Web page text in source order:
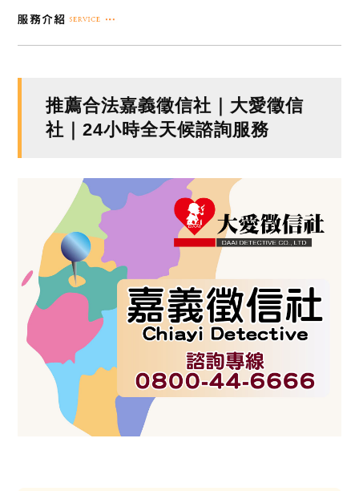
推薦合法嘉義徵信社｜大愛徵信
社｜24小時全天候諮詢服務